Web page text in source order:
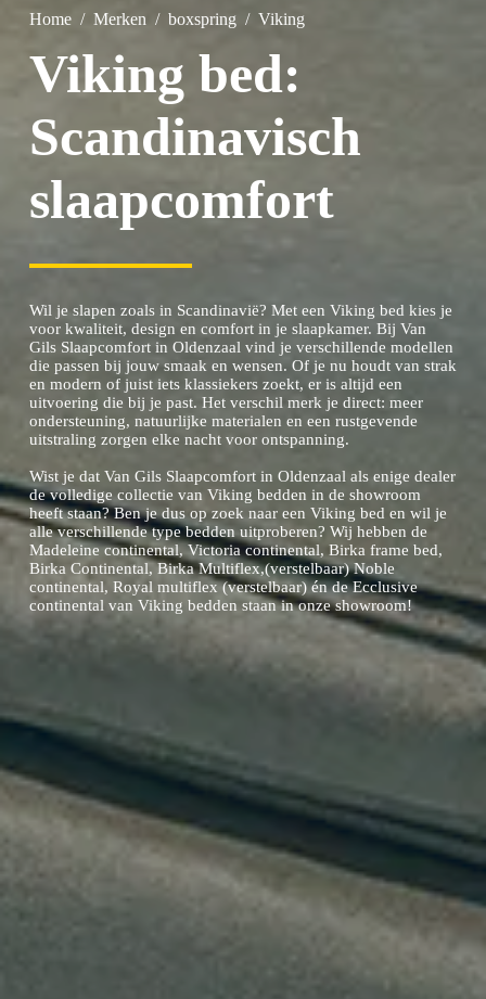
Home / Merken / boxspring / Viking
Viking bed:
Scandinavisch
slaapcomfort
Wil je slapen zoals in Scandinavië? Met een Viking bed kies je
voor kwaliteit, design en comfort in je slaapkamer. Bij Van
Gils Slaapcomfort in Oldenzaal vind je verschillende modellen
die passen bij jouw smaak en wensen. Of je nu houdt van strak
en modern of juist iets klassiekers zoekt, er is altijd een
uitvoering die bij je past. Het verschil merk je direct: meer
ondersteuning, natuurlijke materialen en een rustgevende
uitstraling zorgen elke nacht voor ontspanning.
Wist je dat Van Gils Slaapcomfort in Oldenzaal als enige dealer
de volledige collectie van Viking bedden in de showroom
heeft staan? Ben je dus op zoek naar een Viking bed en wil je
alle verschillende type bedden uitproberen? Wij hebben de
Madeleine continental, Victoria continental, Birka frame bed,
Birka Continental, Birka Multiflex,(verstelbaar) Noble
continental, Royal multiflex (verstelbaar) én de Ecclusive
continental van Viking bedden staan in onze showroom!‍